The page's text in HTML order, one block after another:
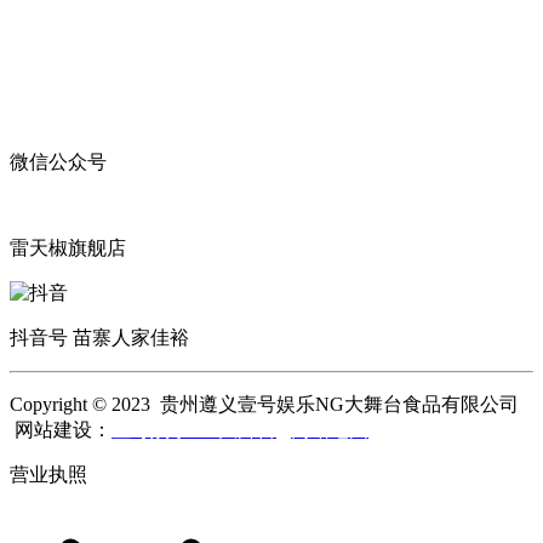
微信公众号
雷天椒旗舰店
抖音号 苗寨人家佳裕
Copyright © 2023 贵州遵义壹号娱乐NG大舞台食品有限公司
网站建设：
营业执照